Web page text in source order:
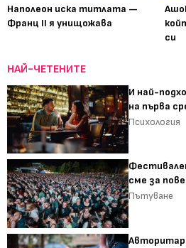
Наполеон иска титлата —
Франц II я унищожава
си
НАЙ-ЧЕТЕНИТЕ
И най-
на първа
Психология
сме за
Пътуване